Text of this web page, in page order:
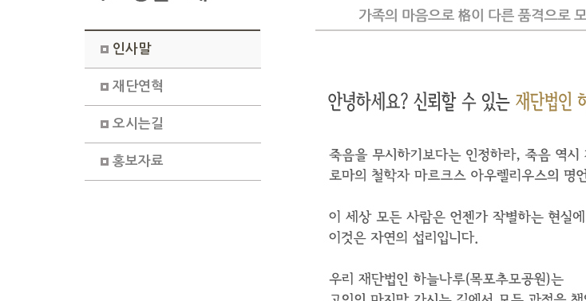
인사말
재단연혁
오시는길
홍보자료